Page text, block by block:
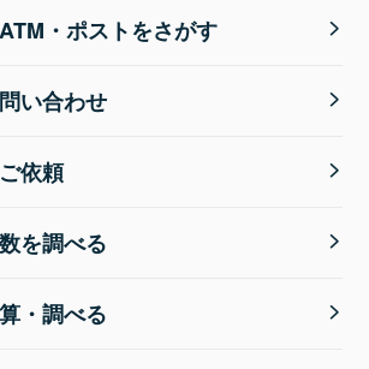
・ポストをさがす
い合わせ
依頼
を調べる
・調べる